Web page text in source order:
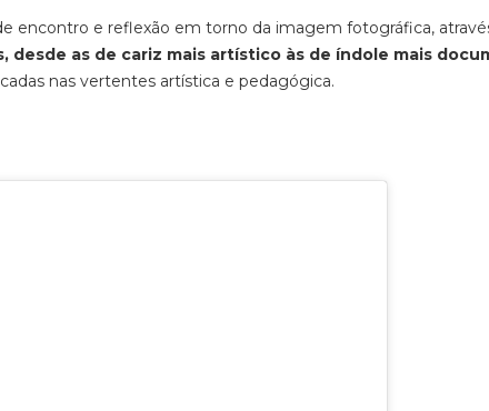
encontro e reflexão em torno da imagem fotográfica,
as de cariz mais artístico às de índole mais
nas vertentes artística e pedagógica.